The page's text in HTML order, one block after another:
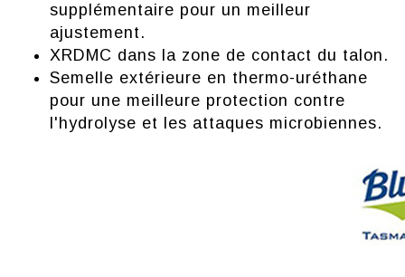
supplémentaire pour un meilleur
ajustement.
XRDMC dans la zone de contact du talon.
Semelle extérieure en thermo-uréthane
pour une meilleure protection contre
l'hydrolyse et les attaques microbiennes.